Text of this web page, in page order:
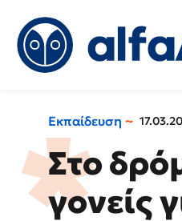
Εκπαίδευση
Στο
γονείς